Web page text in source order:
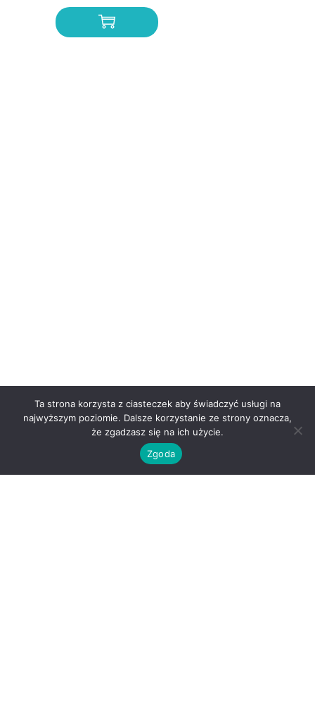
Ta strona korzysta z ciasteczek aby świadczyć usługi na
najwyższym poziomie. Dalsze korzystanie ze strony oznacza,
że zgadzasz się na ich użycie.
Zgoda